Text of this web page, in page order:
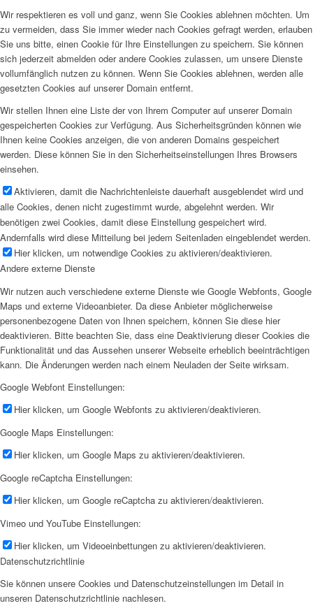
Wir respektieren es voll und ganz, wenn Sie Cookies ablehnen möchten. Um
zu vermeiden, dass Sie immer wieder nach Cookies gefragt werden, erlauben
Sie uns bitte, einen Cookie für Ihre Einstellungen zu speichern. Sie können
sich jederzeit abmelden oder andere Cookies zulassen, um unsere Dienste
vollumfänglich nutzen zu können. Wenn Sie Cookies ablehnen, werden alle
gesetzten Cookies auf unserer Domain entfernt.
Wir stellen Ihnen eine Liste der von Ihrem Computer auf unserer Domain
gespeicherten Cookies zur Verfügung. Aus Sicherheitsgründen können wie
Ihnen keine Cookies anzeigen, die von anderen Domains gespeichert
werden. Diese können Sie in den Sicherheitseinstellungen Ihres Browsers
einsehen.
Aktivieren, damit die Nachrichtenleiste dauerhaft ausgeblendet wird und
alle Cookies, denen nicht zugestimmt wurde, abgelehnt werden. Wir
benötigen zwei Cookies, damit diese Einstellung gespeichert wird.
Andernfalls wird diese Mitteilung bei jedem Seitenladen eingeblendet werden.
Hier klicken, um notwendige Cookies zu aktivieren/deaktivieren.
Andere externe Dienste
Wir nutzen auch verschiedene externe Dienste wie Google Webfonts, Google
Maps und externe Videoanbieter. Da diese Anbieter möglicherweise
personenbezogene Daten von Ihnen speichern, können Sie diese hier
deaktivieren. Bitte beachten Sie, dass eine Deaktivierung dieser Cookies die
Funktionalität und das Aussehen unserer Webseite erheblich beeinträchtigen
kann. Die Änderungen werden nach einem Neuladen der Seite wirksam.
Google Webfont Einstellungen:
Hier klicken, um Google Webfonts zu aktivieren/deaktivieren.
Google Maps Einstellungen:
Hier klicken, um Google Maps zu aktivieren/deaktivieren.
Google reCaptcha Einstellungen:
Hier klicken, um Google reCaptcha zu aktivieren/deaktivieren.
Vimeo und YouTube Einstellungen:
Hier klicken, um Videoeinbettungen zu aktivieren/deaktivieren.
Datenschutzrichtlinie
Sie können unsere Cookies und Datenschutzeinstellungen im Detail in
unseren Datenschutzrichtlinie nachlesen.